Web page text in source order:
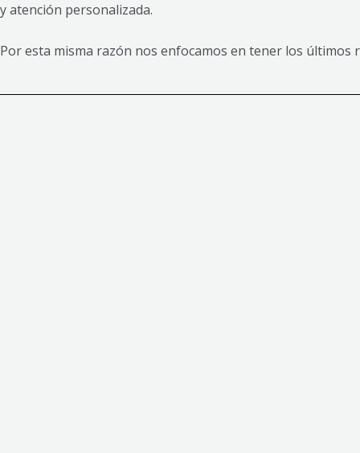
y atención personalizada.
Por esta misma razón nos enfocamos en tener los